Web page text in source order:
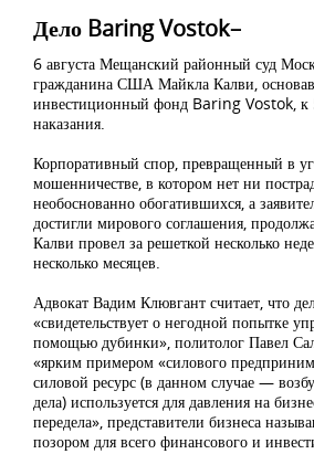
Дело Baring Vostok–
6 августа Мещанский районный суд
гражданина США Майкла Калви,
инвестиционный фонд Baring Vostok, к
наказания.
Корпоративный спор, превращенный в
мошенничестве, в котором нет ни
необоснованно обогатившихся, а
достигли мирового соглашения,
Калви провел за решеткой несколько
несколько месяцев.
Адвокат Вадим Клювгант считает, что
«свидетельствует о негодной попытке
помощью дубинки», политолог Павел
«ярким примером «силового
силовой ресурс (в данном случае —
дела) используется для давления на
передела», представители бизнеса
позором для всего финансового и